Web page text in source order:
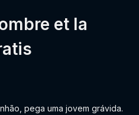
et la
pega uma jovem grávida.